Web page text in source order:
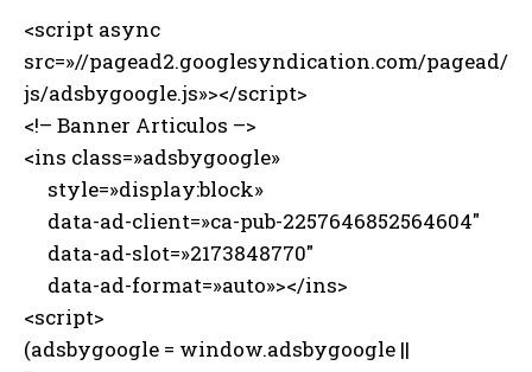
<script async
src=»//pagead2.googlesyndication.com/pagead/
js/adsbygoogle.js»></script>
<!– Banner Articulos –>
<ins class=»adsbygoogle»
style=»display:block»
data-ad-client=»ca-pub-2257646852564604″
data-ad-slot=»2173848770″
data-ad-format=»auto»></ins>
<script>
(adsbygoogle = window.adsbygoogle ||